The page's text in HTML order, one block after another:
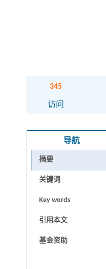
345
访问
导航
摘要
关键词
Key words
引用本文
基金资助